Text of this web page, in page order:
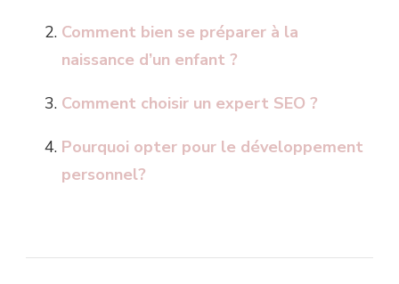
Comment bien se préparer à la
naissance d’un enfant ?
Comment choisir un expert SEO ?
Pourquoi opter pour le développement
personnel?